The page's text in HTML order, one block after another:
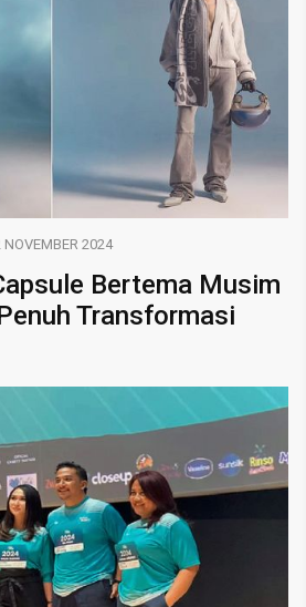
NOVEMBER 2024
Bertema Musim
Transformasi